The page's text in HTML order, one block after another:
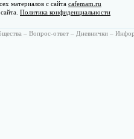
материалов с сайта cafemam.ru
Политика конфиденциальности
– Вопрос-ответ – Дневнички –